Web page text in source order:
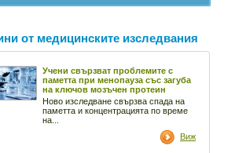
от медицинските изследвания
Учени свързват проблемите с
паметта при менопауза със загуба
на ключов мозъчен протеин
Ново изследване свързва спада на
паметта и концентрацията по време
на...
Виж